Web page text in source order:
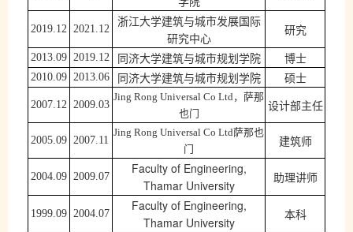
2019.12 2021.12
浙江大学建筑与城市发展国际
研究中心
研究
2013.09 2019.12 同济大学建筑与城市规划学院 博士
2010.09 2013.06 同济大学建筑与城市规划学院 硕士
2007.12 2009.03
Jing Rong Universal Co Ltd，萨那
也门
设计部主任
2005.09 2007.11
Jing Rong Universal Co Ltd萨那也
门
建筑师
2004.09 2009.07
Faculty of Engineering,
Thamar University
助理讲师
1999.09 2004.07
Faculty of Engineering,
ThamarUniversity
本科